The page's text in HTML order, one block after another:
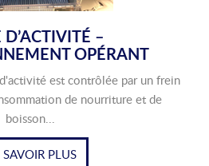
–
OPÉRANT
est contrôlée par un frein
de nourriture et de
boisson...
SAVOIR PLUS